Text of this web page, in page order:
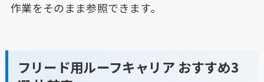
作業をそのまま参照できます。
フリード用ルーフキャリア おすすめ3